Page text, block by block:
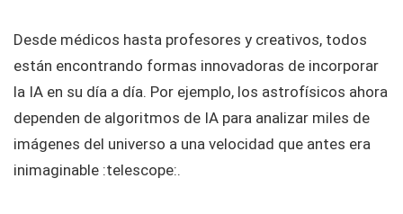
Desde médicos hasta profesores y creativos, todos
están encontrando formas innovadoras de incorporar
la IA en su día a día. Por ejemplo, los astrofísicos ahora
dependen de algoritmos de IA para analizar miles de
imágenes del universo a una velocidad que antes era
inimaginable :telescope:.